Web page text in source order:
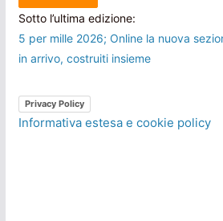
Sotto l’ultima edizione:
5 per mille 2026; Online la nuova
in arrivo, costruiti insieme
Privacy Policy
Informativa estesa e cookie policy